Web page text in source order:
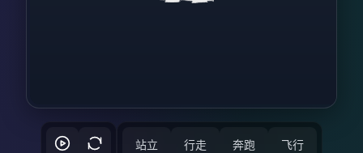
站立 行走 奔跑 飞行